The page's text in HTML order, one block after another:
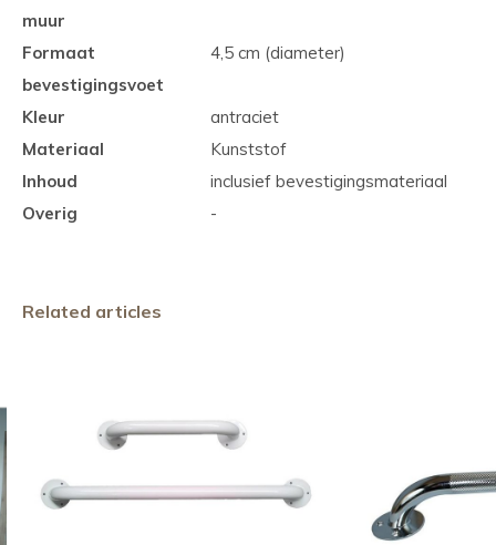
muur
Formaat
bevestigingsvoet
4,5 cm (diameter)
Kleur
antraciet
Materiaal
Kunststof
Inhoud
inclusief bevestigingsmateriaal
Overig
-
Related articles